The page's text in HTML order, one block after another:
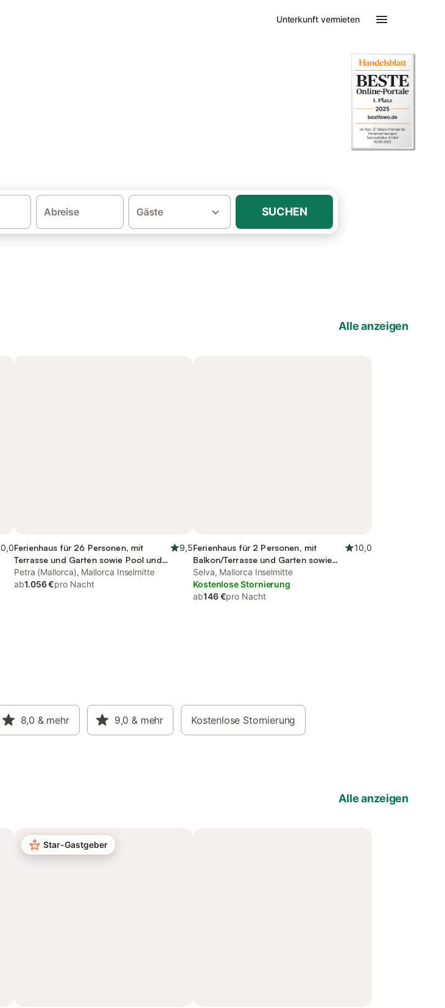
Unterkunft vermieten
Abreise Gäste SUCHEN
Alle anzeigen
Ferienhaus für 26 Personen, mit
Terrasse und Garten sowie Pool und
Ausblick
9,5
Petra (Mallorca), Mallorca Inselmitte
ab1.056 €pro Nacht
Ferienhaus für 2 Personen, mit
Balkon/Terrasse und Garten sowie
Pool
10,0
Selva, Mallorca Inselmitte
Kostenlose Stornierung
ab146 €pro Nacht
8,0 & mehr 9,0 & mehr Kostenlose Stornierung
Alle anzeigen
Star-Gastgeber